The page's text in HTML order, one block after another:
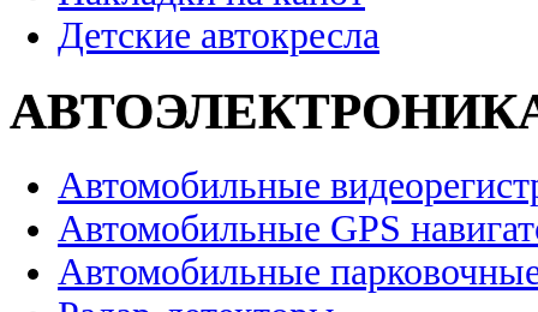
Детские автокресла
Автомобильные
Автомобильные GPS
Автомобильные